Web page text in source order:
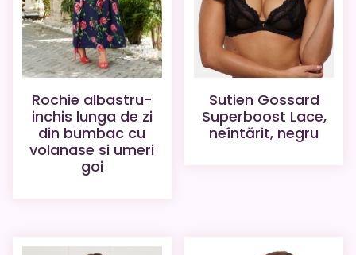
Rochie albastru-
inchis lunga de zi
din bumbac cu
volanase si umeri
goi
Sutien Gossard
Superboost Lace,
neîntărit, negru